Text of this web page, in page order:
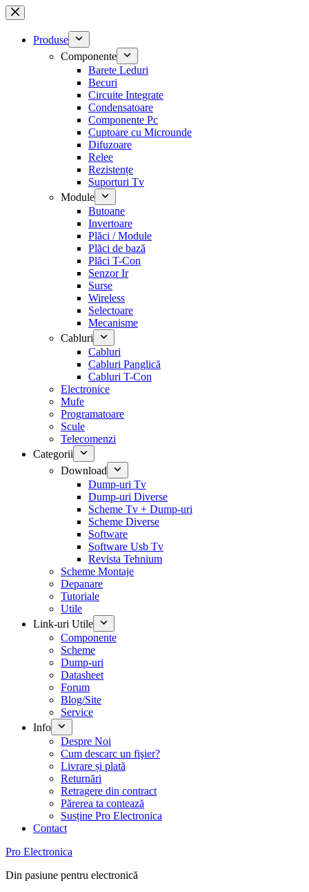
Sari
la
conținutProduse
Componente
Barete Leduri
Becuri
Circuite Integrate
Condensatoare
Componente Pc
Cuptoare cu Microunde
Difuzoare
Relee
Rezistențe
Suporturi Tv
Module
Butoane
Invertoare
Plăci / Module
Plăci de bază
Plăci T-Con
Senzor Ir
Surse
Wireless
Selectoare
Mecanisme
Cabluri
Cabluri
Cabluri Panglică
Cabluri T-Con
Electronice
Mufe
Programatoare
Scule
Telecomenzi
Categorii
Download
Dump-uri Tv
Dump-uri Diverse
Scheme Tv + Dump-uri
Scheme Diverse
Software
Software Usb Tv
Revista Tehnium
Scheme Montaje
Depanare
Tutoriale
Utile
Link-uri Utile
Componente
Scheme
Dump-uri
Datasheet
Forum
Blog/Site
Service
Info
Despre Noi
Cum descarc un fişier?
Livrare și plată
Returnări
Retragere din contract
Părerea ta contează
Susține Pro Electronica
Contact
Pro Electronica
Din pasiune pentru electronică